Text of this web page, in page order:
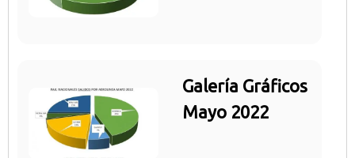
Galería Gráficos
Mayo 2022